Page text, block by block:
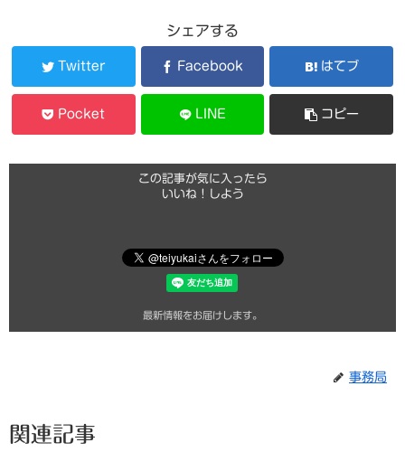
シェアする
Twitter Facebook はてブ
Pocket LINE コピー
この記事が気に入ったら
いいね！しよう
最新情報をお届けします。
事務局
関連記事